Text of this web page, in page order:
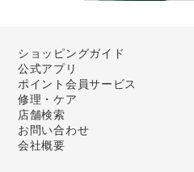
ショッピングガイド
公式アプリ
ポイント会員サービス
修理・ケア
店舗検索
お問い合わせ
会社概要